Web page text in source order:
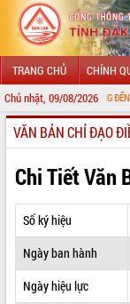
TRANG CHỦ CHÍNH
Chủ nhật, 09/08/2026
CHÀO MỪNG ĐẾN VỚI CỔNG
GIỚI THIỆU
LÃNH ĐẠO UBND TỈNH
TIN TỨC SỰ KIỆN
SỞ, BAN, NGÀNH
VĂN BẢN CHỈ ĐẠO
Chi Tiết Văn
Số ký hiệu
Ngày ban hành
Ngày hiệu lực